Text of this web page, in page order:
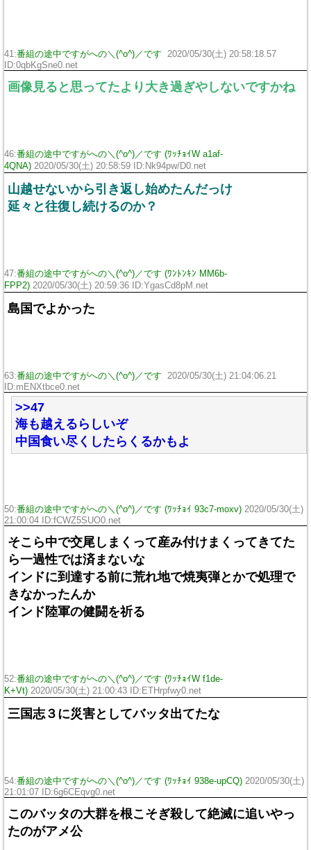
41:番組の途中ですがへの＼(^o^)／です
2020/05/30(土) 20:58:18.57
ID:0qbKgSne0.net
画像見ると思ってたより大き過ぎやしないですかね
46:番組の途中ですがへの＼(^o^)／です (ﾜｯﾁｮｲW a1af-
4QNA) 2020/05/30(土) 20:58:59 ID:Nk94pw/D0.net
山越せないから引き返し始めたんだっけ
延々と往復し続けるのか？
47:番組の途中ですがへの＼(^o^)／です (ﾜﾝﾄﾝｷﾝ MM6b-
FPP2) 2020/05/30(土) 20:59:36 ID:YgasCd8pM.net
島国でよかった
63:番組の途中ですがへの＼(^o^)／です
2020/05/30(土) 21:04:06.21
ID:mENXtbce0.net
>>47
海も越えるらしいぞ
中国食い尽くしたらくるかもよ
50:番組の途中ですがへの＼(^o^)／です (ﾜｯﾁｮｲ 93c7-moxv) 2020/05/30(土)
21:00:04 ID:fCWZ5SUO0.net
そこら中で交尾しまくって産み付けまくってきてた
ら一過性では済まないな
インドに到達する前に荒れ地で焼夷弾とかで処理で
きなかったんか
インド陸軍の健闘を祈る
52:番組の途中ですがへの＼(^o^)／です (ﾜｯﾁｮｲW f1de-
K+Vt) 2020/05/30(土) 21:00:43 ID:ETHrpfwy0.net
三国志３に災害としてバッタ出てたな
54:番組の途中ですがへの＼(^o^)／です (ﾜｯﾁｮｲ 938e-upCQ) 2020/05/30(土)
21:01:07 ID:6g6CEqvg0.net
このバッタの大群を根こそぎ殺して絶滅に追いやっ
たのがアメ公